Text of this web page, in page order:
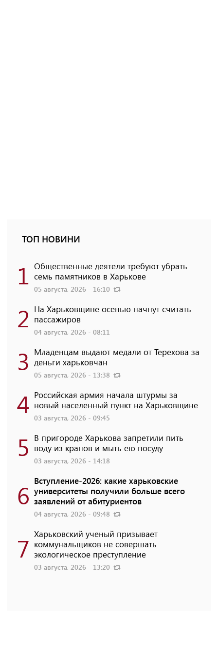
ТОП НОВИНИ
1 Общественные деятели требуют убрать
семь памятников в Харькове
05 августа, 2026 - 16:10
2 На Харьковщине осенью начнут считать
пассажиров
04 августа, 2026 - 08:11
3 Младенцам выдают медали от Терехова за
деньги харьковчан
05 августа, 2026 - 13:38
4 Российская армия начала штурмы за
новый населенный пункт на Харьковщине
03 августа, 2026 - 09:45
5 В пригороде Харькова запретили пить
воду из кранов и мыть ею посуду
03 августа, 2026 - 14:18
6 Вступление-2026: какие харьковские
университеты получили больше всего
заявлений от абитуриентов
04 августа, 2026 - 09:48
7 Харьковский ученый призывает
коммунальщиков не совершать
экологическое преступление
03 августа, 2026 - 13:20